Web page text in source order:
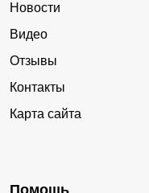
Новости
Видео
Отзывы
Контакты
Карта сайта